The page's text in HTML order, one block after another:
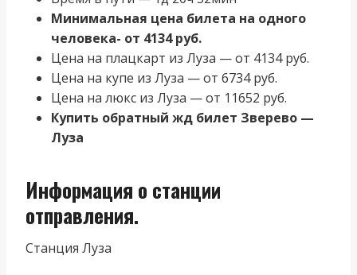
Минимальная цена билета на одного
человека- от 4134 руб.
Цена на плацкарт из Луза — от 4134 руб.
Цена на купе из Луза — от 6734 руб.
Цена на люкс из Луза — от 11652 руб.
Купить обратный жд билет Зверево —
Луза
Информация о станции
отправления.
Станция Луза